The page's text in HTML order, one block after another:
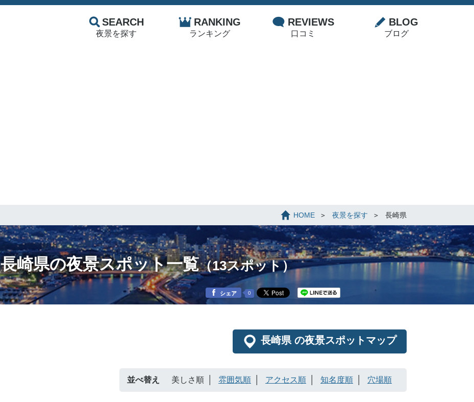
SEARCH
夜景を探す
RANKING
ランキング
REVIEWS
口コミ
BLOG
ブログ
HOME 夜景を探す 長崎県
長崎県の夜景スポット一覧（13スポット）
シェア 0
長崎県 の夜景スポットマップ
並べ替え 美しさ順 雰囲気順 アクセス順 知名度順 穴場順